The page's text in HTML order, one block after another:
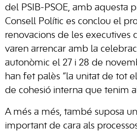
del PSIB-PSOE, amb aquesta
Consell Polític es conclou el
renovacions de les executives
varen arrencar amb la
autonòmic el 27 i 28 de
han fet palès “la unitat de tot
de cohesió interna que tenim al
A més a més, també suposa
important de cara als